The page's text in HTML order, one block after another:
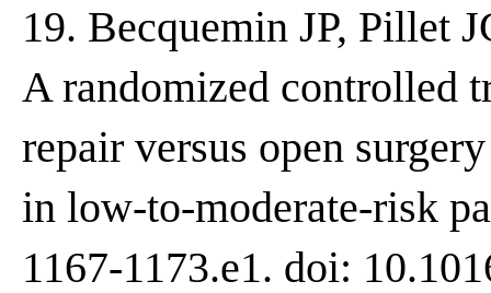
19. Becquemin JP, Pillet
A randomized controlled
repair versus open
in low-to-moderate-risk
1167-1173.e1. doi: